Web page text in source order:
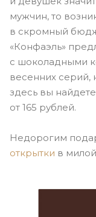
мужчин, то
в скромный
«Конфаэль»
с шоколадными
весенних серий,
здесь вы
от 165 рублей.
Недорогим
открытки в